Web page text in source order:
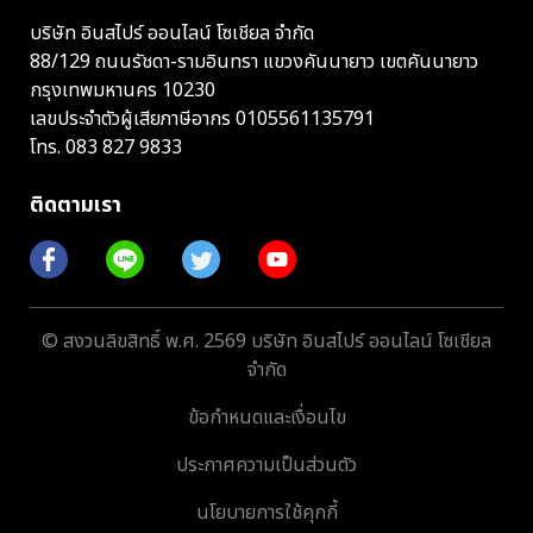
บริษัท อินสไปร์ ออนไลน์ โซเชียล จำกัด
88/129 ถนนรัชดา-รามอินทรา แขวงคันนายาว เขตคันนายาว
กรุงเทพมหานคร 10230
เลขประจำตัวผู้เสียภาษีอากร 0105561135791
โทร. 083 827 9833
ติดตามเรา
© สงวนลิขสิทธิ์ พ.ศ. 2569 บริษัท อินสไปร์ ออนไลน์ โซเชียล
จำกัด
ข้อกำหนดและเงื่อนไข
ประกาศความเป็นส่วนตัว
นโยบายการใช้คุกกี้